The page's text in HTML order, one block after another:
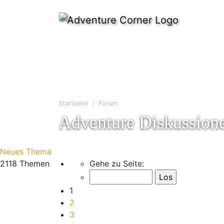
Startseite Forum
Adventure
Neues Thema
2118 Themen
Seite1von71
Gehe zu Seite:
1
2
3